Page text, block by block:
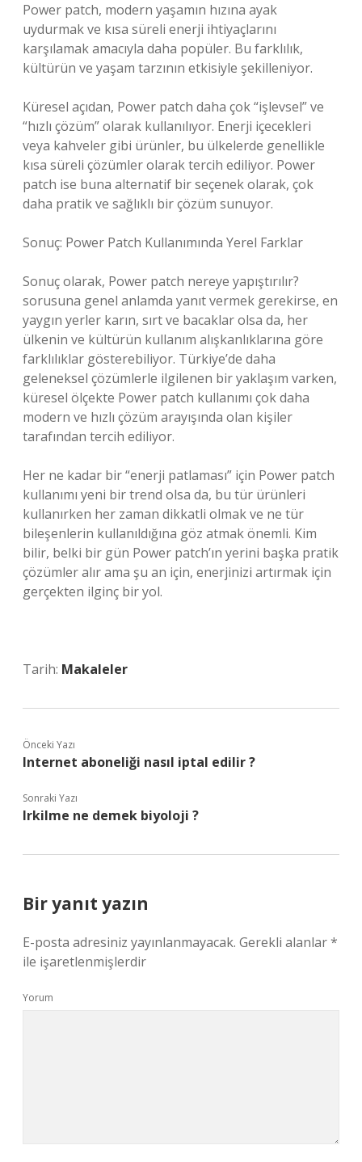
Power patch, modern yaşamın hızına ayak
uydurmak ve kısa süreli enerji ihtiyaçlarını
karşılamak amacıyla daha popüler. Bu farklılık,
kültürün ve yaşam tarzının etkisiyle şekilleniyor.
Küresel açıdan, Power patch daha çok “işlevsel” ve
“hızlı çözüm” olarak kullanılıyor. Enerji içecekleri
veya kahveler gibi ürünler, bu ülkelerde genellikle
kısa süreli çözümler olarak tercih ediliyor. Power
patch ise buna alternatif bir seçenek olarak, çok
daha pratik ve sağlıklı bir çözüm sunuyor.
Sonuç: Power Patch Kullanımında Yerel Farklar
Sonuç olarak, Power patch nereye yapıştırılır?
sorusuna genel anlamda yanıt vermek gerekirse, en
yaygın yerler karın, sırt ve bacaklar olsa da, her
ülkenin ve kültürün kullanım alışkanlıklarına göre
farklılıklar gösterebiliyor. Türkiye’de daha
geleneksel çözümlerle ilgilenen bir yaklaşım varken,
küresel ölçekte Power patch kullanımı çok daha
modern ve hızlı çözüm arayışında olan kişiler
tarafından tercih ediliyor.
Her ne kadar bir “enerji patlaması” için Power patch
kullanımı yeni bir trend olsa da, bu tür ürünleri
kullanırken her zaman dikkatli olmak ve ne tür
bileşenlerin kullanıldığına göz atmak önemli. Kim
bilir, belki bir gün Power patch’ın yerini başka pratik
çözümler alır ama şu an için, enerjinizi artırmak için
gerçekten ilginç bir yol.
Tarih: Makaleler
Önceki Yazı
Internet aboneliği nasıl iptal edilir ?
Sonraki Yazı
Irkilme ne demek biyoloji ?
Bir yanıt yazın
E-posta adresiniz yayınlanmayacak. Gerekli alanlar*
ile işaretlenmişlerdir
Yorum